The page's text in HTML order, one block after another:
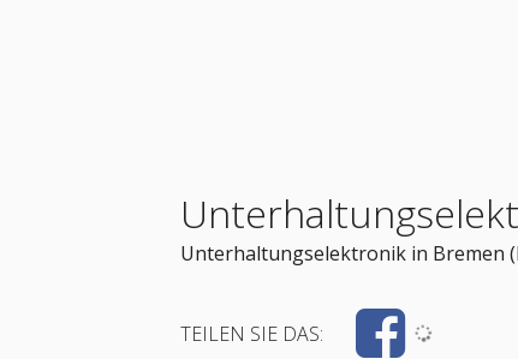
Unterhaltungselektronik in Bremen
TEILEN SIE DAS: